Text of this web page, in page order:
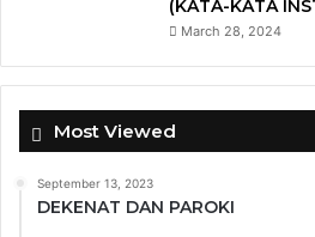
(KATA-KATA
March 28, 2024
Most Viewed
September 13, 2023
DEKENAT DAN PAROKI